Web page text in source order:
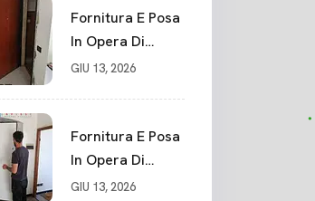
Fornitura E Posa
In Opera Di
Nuovo Portone
GIU 13, 2026
Fornitura E Posa
In Opera Di
Nuovo Portone
GIU 13, 2026